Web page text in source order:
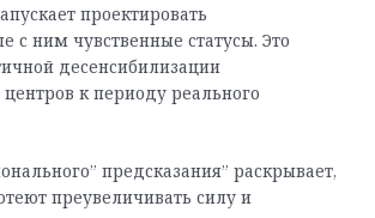
проектировать
с ним чувственные статусы. Это
десенсибилизации
к периоду реального
предсказания” раскрывает,
преувеличивать силу и